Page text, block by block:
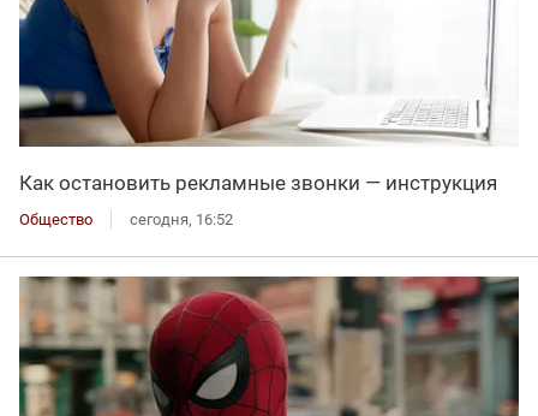
Как остановить рекламные звонки — инструкция
Общество сегодня, 16:52